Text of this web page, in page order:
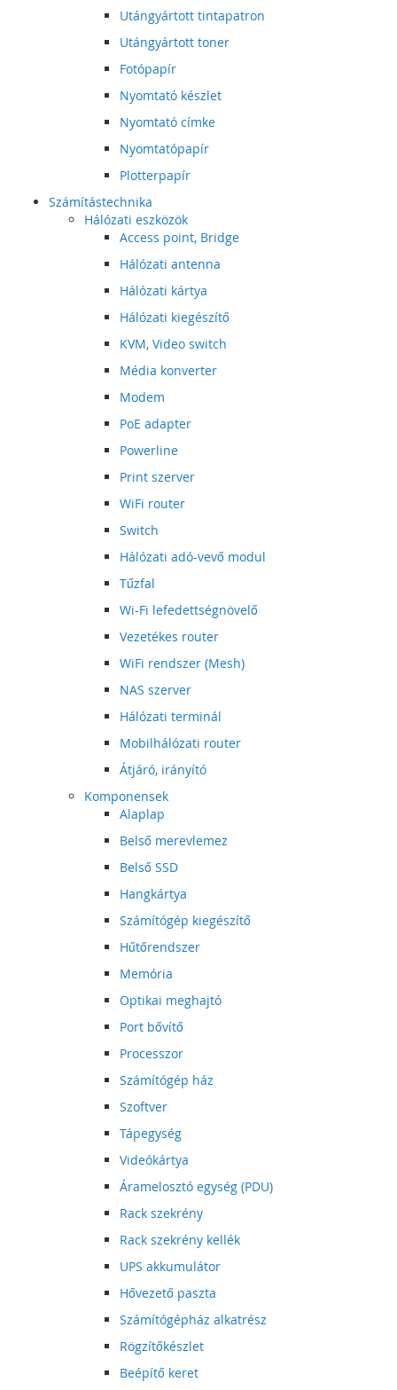
Utángyártott tintapatron
Utángyártott toner
Fotópapír
Nyomtató készlet
Nyomtató címke
Nyomtatópapír
Plotterpapír
Számítástechnika
Hálózati eszközök
Access point, Bridge
Hálózati antenna
Hálózati kártya
Hálózati kiegészítő
KVM, Video switch
Média konverter
Modem
PoE adapter
Powerline
Print szerver
WiFi router
Switch
Hálózati adó-vevő modul
Tűzfal
Wi-Fi lefedettségnövelő
Vezetékes router
WiFi rendszer (Mesh)
NAS szerver
Hálózati terminál
Mobilhálózati router
Átjáró, irányító
Komponensek
Alaplap
Belső merevlemez
Belső SSD
Hangkártya
Számítógép kiegészítő
Hűtőrendszer
Memória
Optikai meghajtó
Port bővítő
Processzor
Számítógép ház
Szoftver
Tápegység
Videókártya
Áramelosztó egység (PDU)
Rack szekrény
Rack szekrény kellék
UPS akkumulátor
Hővezető paszta
Számítógépház alkatrész
Rögzítőkészlet
Beépítő keret